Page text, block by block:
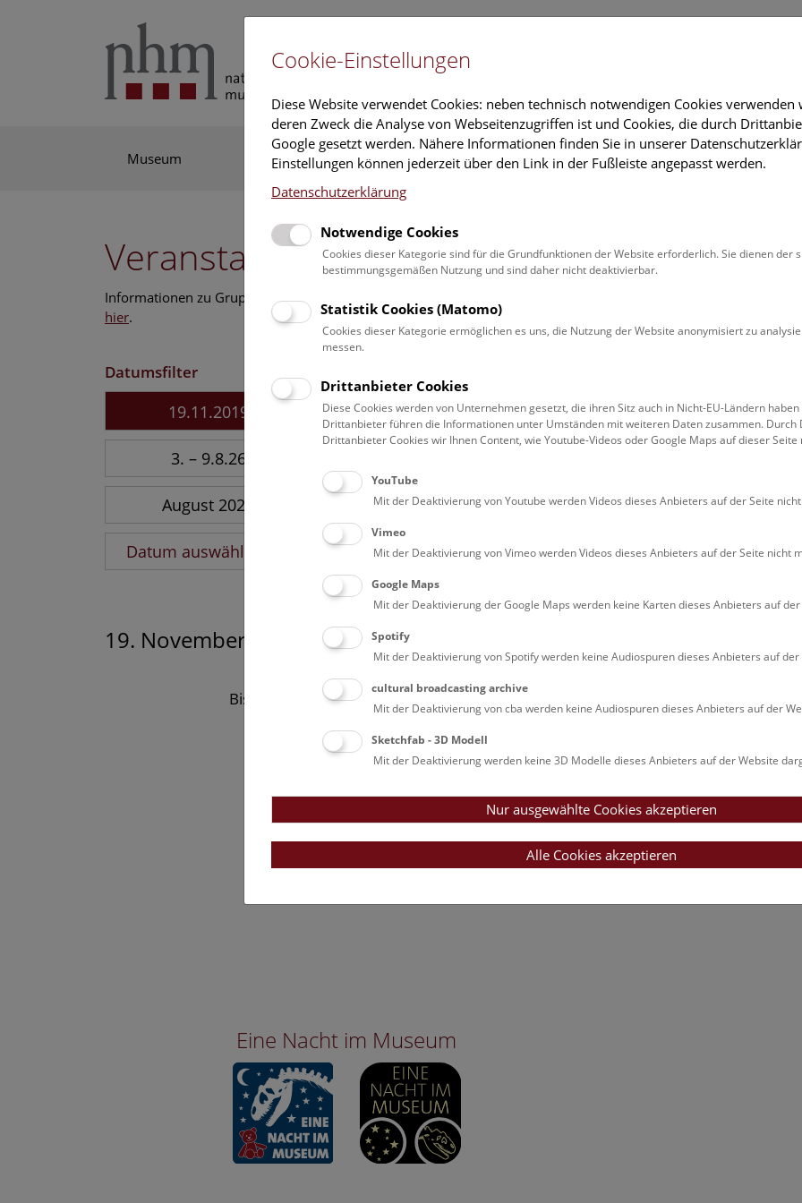
Museum Ausstellung Forschung Führungen & Aktivitäten Deck 50
Veranstaltungskalender
Informationen zu Gruppen,- Kindergarten- und Schulprogrammen finden Sie
hier.
Datumsfilter
19.11.2019
3. – 9.8.26
August 2026
Datum auswählen
Erwachsene (0)
Familien (0)
Führungen &
Kulinarik &
19. November 2019
Bisher keine Ergebnisse. Dienstags ist das NHM Wien in der Regel geschlossen.
Eine Nacht im Museum
Cookie-Einstellungen
Diese Website verwendet Cookies: neben technisch notwendigen Cookies verwenden
deren Zweck die Analyse von Webseitenzugriffen ist und Cookies, die durch
Google gesetzt werden. Nähere Informationen finden Sie in unserer
Einstellungen können jederzeit über den Link in der Fußleiste angepasst werden.
Datenschutzerklärung
Notwendige Cookies
Cookies dieser Kategorie sind für die Grundfunktionen der Website erforderlich. Sie dienen der
bestimmungsgemäßen Nutzung und sind daher nicht deaktivierbar.
Statistik Cookies (Matomo)
Cookies dieser Kategorie ermöglichen es uns, die Nutzung der Website anonymisiert zu
messen.
Drittanbieter Cookies
Diese Cookies werden von Unternehmen gesetzt, die ihren Sitz auch in Nicht-EU-Ländern haben
Drittanbieter führen die Informationen unter Umständen mit weiteren Daten zusammen. Durch
Drittanbieter Cookies wir Ihnen Content, wie Youtube-Videos oder Google Maps auf dieser
YouTube
Mit der Deaktivierung von Youtube werden Videos dieses Anbieters auf der Seite
Vimeo
Mit der Deaktivierung von Vimeo werden Videos dieses Anbieters auf der Seite nicht
Google Maps
Mit der Deaktivierung der Google Maps werden keine Karten dieses Anbieters auf
Spotify
Mit der Deaktivierung von Spotify werden keine Audiospuren dieses Anbieters auf
cultural broadcasting archive
Mit der Deaktivierung von cba werden keine Audiospuren dieses Anbieters auf der
Sketchfab - 3D Modell
Mit der Deaktivierung werden keine 3D Modelle dieses Anbieters auf der Website
Nur ausgewählte Cookies akzeptieren
Alle Cookies akzeptieren